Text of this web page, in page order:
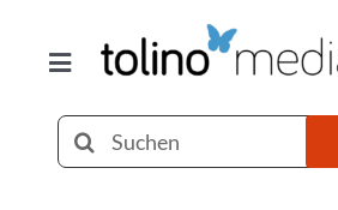
Inhalt
Toggle
Selfpublishing
Suche
nach: